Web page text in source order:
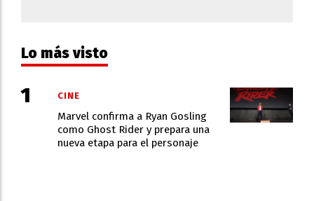
Lo más visto
Marvel confirma a Ryan Gosling
como Ghost Rider y prepara una
nueva etapa para el personaje
CINE